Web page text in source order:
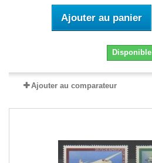
Ajouter au panier
Disponible
Ajouter au comparateur